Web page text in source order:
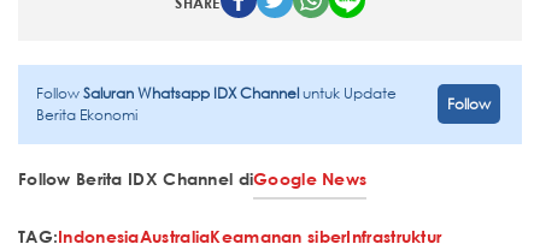
FollowSaluran Whatsapp IDX Channeluntuk Update
Berita Ekonomi
Follow
Follow Berita IDX Channel diGoogle News
TAG:IndonesiaAustraliaKeamanan siberInfrastruktur